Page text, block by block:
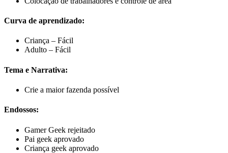
Curva de aprendizado:
Criança – Fácil
Adulto – Fácil
Tema e Narrativa:
Crie a maior fazenda possível
Endossos:
Gamer Geek rejeitado
Pai geek aprovado
Criança geek aprovado